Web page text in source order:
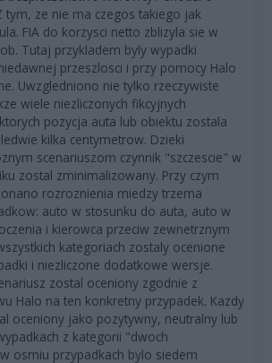
tym, ze nie ma czegos takiego jak
FIA do korzysci netto zblizyla sie w
Tutaj przykladem byly wypadki
przeszlosci i przy pomocy Halo
Uwzgledniono nie tylko rzeczywiste
wiele niezliczonych fikcyjnych
pozycja auta lub obiektu zostala
kilka centymetrow. Dzieki
scenariuszom czynnik "szczescie" w
zostal zminimalizowany. Przy czym
rozroznienia miedzy trzema
auto w stosunku do auta, auto w
i kierowca przeciw zewnetrznym
kategoriach zostaly ocenione
i niezliczone dodatkowe wersje.
zostal oceniony zgodnie z
Halo na ten konkretny przypadek. Kazdy
oceniony jako pozytywny, neutralny lub
z kategorii "dwoch
osmiu przypadkach bylo siedem